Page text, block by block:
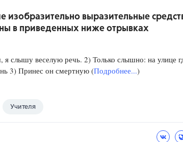
изобразительно выразительные
в приведенных ниже отрывках
я слышу веселую речь. 2) Только слышно: на улице
3) Принес он смертную (Подробнее...)
Учителя